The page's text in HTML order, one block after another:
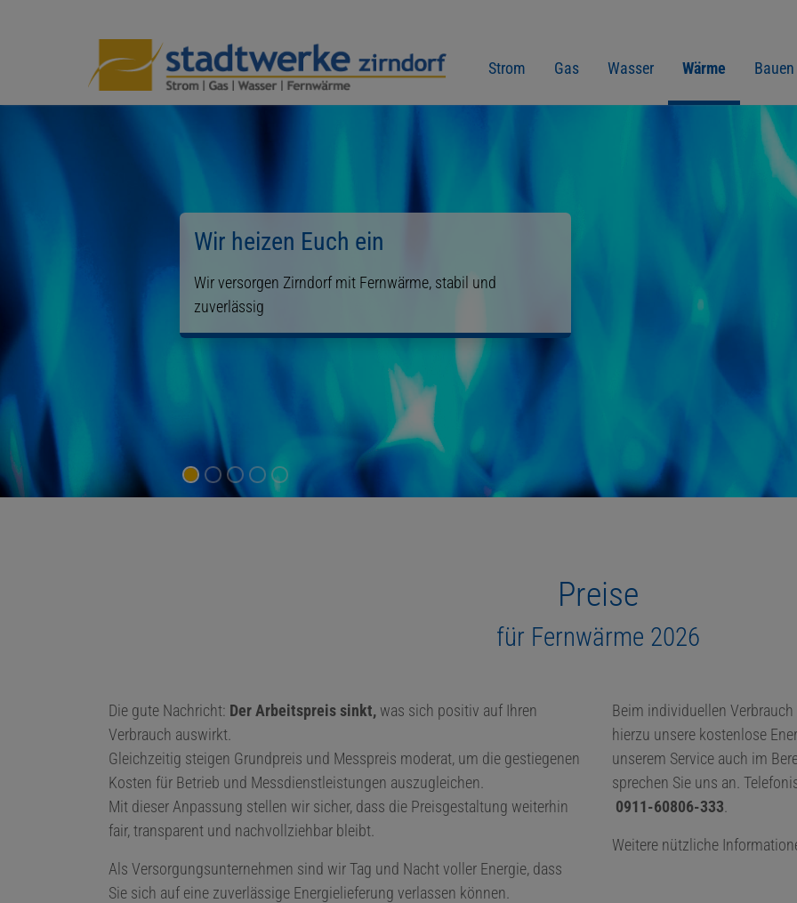
Strom Gas Wasser Wärme Bauen
Wir heizen Euch ein
Wir versorgen Zirndorf mit Fernwärme, stabil und
zuverlässig
Preise
für Fernwärme 2026
Die gute Nachricht: Der Arbeitspreis sinkt, was sich positiv auf Ihren
Verbrauch auswirkt.
Gleichzeitig steigen Grundpreis und Messpreis moderat, um die gestiegenen
Kosten für Betrieb und Messdienstleistungen auszugleichen.
Mit dieser Anpassung stellen wir sicher, dass die Preisgestaltung weiterhin
fair, transparent und nachvollziehbar bleibt.
Als Versorgungsunternehmen sind wir Tag und Nacht voller Energie, dass
Sie sich auf eine zuverlässige Energielieferung verlassen können.
Beim individuellen
hierzu unsere kostenlose
unserem Service auch im
sprechen Sie uns an.
0911-60806-333
Weitere nützliche